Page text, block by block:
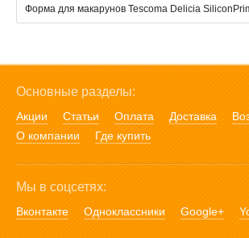
Форма для макарунов Tescoma Delicia
Основные разделы:
Акции Статьи Оплата Доставка
О компании
Где купить
Мы в соцсетях:
Вконтакте Одноклассники Google+